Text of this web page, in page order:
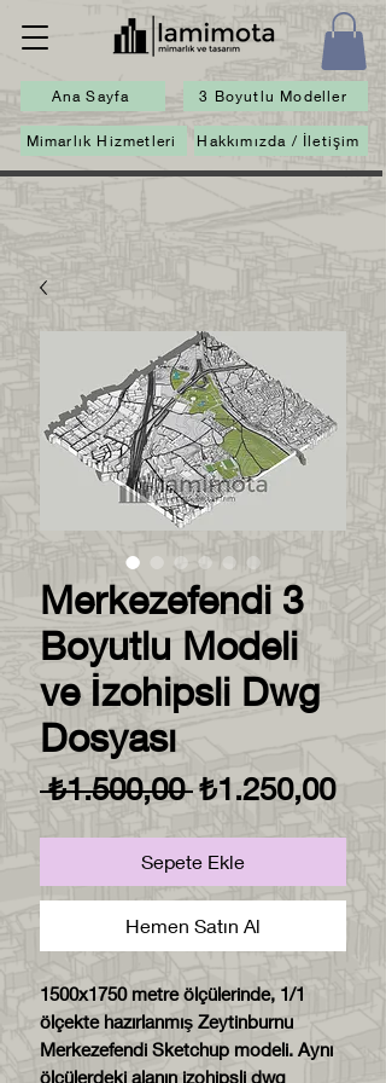
Ana Sayfa 3 Boyutlu Modeller
Mimarlık Hizmetleri Hakkımızda / İletişim
Merkezefendi 3
Boyutlu Modeli
ve İzohipsli Dwg
Dosyası
₺1.500,00 Normal
Fiyat
₺1.250,00
Fiyat
Sepete Ekle
Hemen Satın Al
1500x1750 metre ölçülerinde, 1/1
ölçekte hazırlanmış Zeytinburnu
Merkezefendi Sketchup modeli. Aynı
ölçülerdeki alanın izohipsli dwg